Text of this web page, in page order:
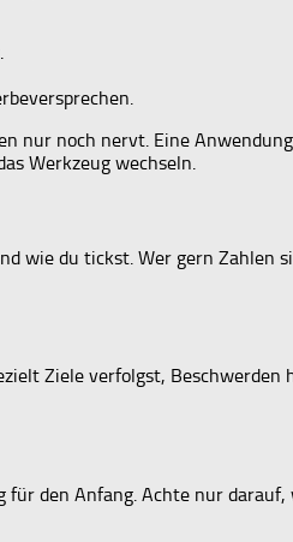
nur noch nervt. Eine
Werkzeug wechseln.
wie du tickst. Wer gern
Ziele verfolgst,
für den Anfang. Achte nur